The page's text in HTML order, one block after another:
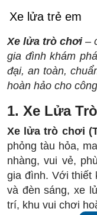
Xe lửa trẻ em
Xe lửa trò chơi–
gia đình khám
đại, an toàn,
hoàn hảo cho
1. Xe Lửa
Xe lửa trò chơi
phỏng tàu hỏa,
nhàng, vui vẻ,
gia đình. Với thiết
và đèn sáng, xe
trí, khu vui chơi